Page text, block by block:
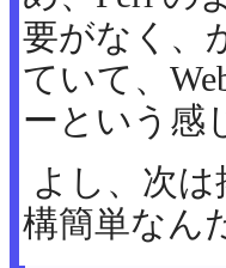
要がなく、
ていて、
ーという感
よし、次
構簡単なん